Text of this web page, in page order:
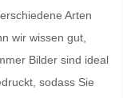
Arten
wir wissen gut,
Bilder sind ideal
sodass Sie